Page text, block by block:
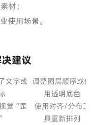
材；
使用场景。
建议
文字或 调整图层顺序或使
用透明底色
觉“歪
使用对齐/分布工
具重新排列